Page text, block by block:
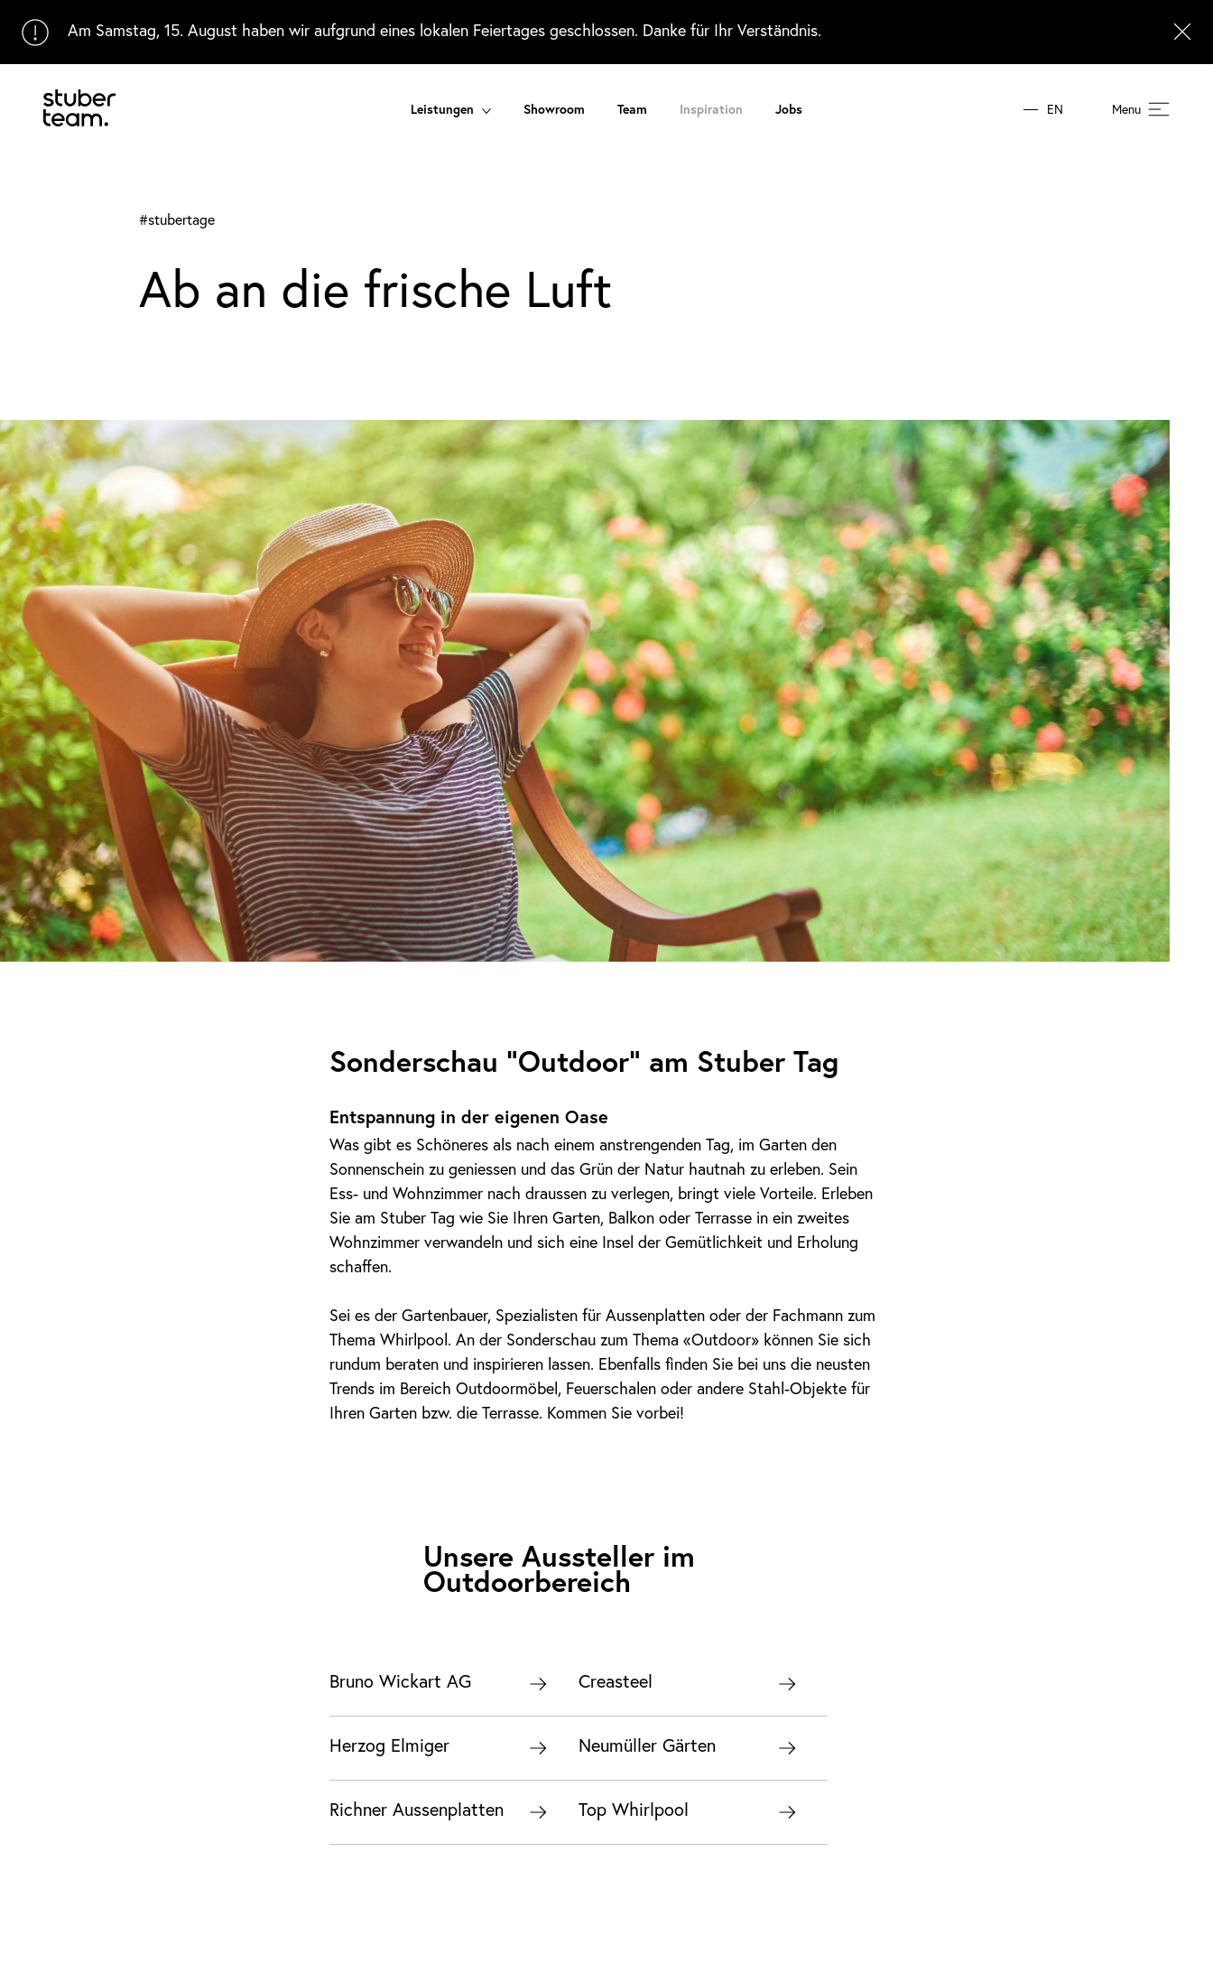
Am Samstag, 15. August haben wir aufgrund eines lokalen Feiertages geschlossen. Danke für Ihr Verständnis.
Leistungen Showroom Team Inspiration Jobs EN Menu
#stubertage
Ab an die frische Luft
Sonderschau "Outdoor" am Stuber Tag
Entspannung in der eigenen Oase
Was gibt es Schöneres als nach einem anstrengenden Tag, im Garten den
Sonnenschein zu geniessen und das Grün der Natur hautnah zu erleben. Sein
Ess- und Wohnzimmer nach draussen zu verlegen, bringt viele Vorteile. Erleben
Sie am Stuber Tag wie Sie Ihren Garten, Balkon oder Terrasse in ein zweites
Wohnzimmer verwandeln und sich eine Insel der Gemütlichkeit und Erholung
schaffen.
Sei es der Gartenbauer, Spezialisten für Aussenplatten oder der Fachmann zum
Thema Whirlpool. An der Sonderschau zum Thema «Outdoor» können Sie sich
rundum beraten und inspirieren lassen. Ebenfalls finden Sie bei uns die neusten
Trends im Bereich Outdoormöbel, Feuerschalen oder andere Stahl-Objekte für
Ihren Garten bzw. die Terrasse. Kommen Sie vorbei!
Unsere Aussteller im
Outdoorbereich
Bruno Wickart AG Creasteel
Herzog Elmiger Neumüller Gärten
Richner Aussenplatten Top Whirlpool